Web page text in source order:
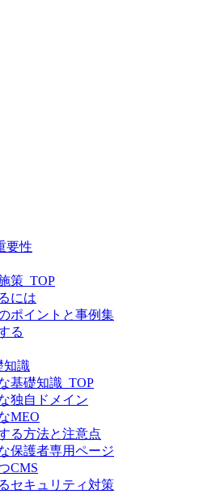
要性
策_TOP
には
ポイントと事例集
る
知識
基礎知識_TOP
独自ドメイン
MEO
る方法と注意点
保護者専用ページ
CMS
セキュリティ対策